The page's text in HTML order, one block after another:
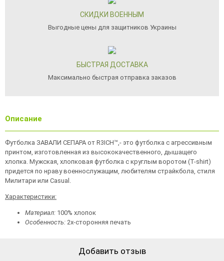
СКИДКИ ВОЕННЫМ
Выгодные цены для защитников Украины
БЫСТРАЯ ДОСТАВКА
Максимально быстрая отправка заказов
Описание
Футболка ЗАВАЛИ СЕПАРА от R3ICH™,- это футболка с агрессивным
принтом, изготовленная из высококачественного, дышащего
хлопка. Мужская, хлопковая футболка с круглым воротом (T-shirt)
придется по нраву военнослужащим, любителям страйкбола, стиля
Милитари или Casual.
Характеристики:
Материал: 100% хлопок
Особенность: 2х-сторонняя печать
Добавить отзыв